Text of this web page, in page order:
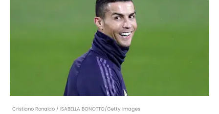
Cristiano Ronaldo / ISABELLA BONOTTO/Getty Images